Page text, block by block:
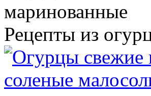
маринованные
Рецепты из